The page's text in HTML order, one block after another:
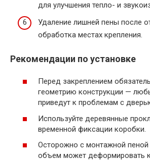
для улучшения тепло- и
Удаление лишней пены после
обработка местах крепления.
Рекомендации по установке
Перед закреплением
геометрию конструкции —
приведут к проблемам с
Используйте деревянные
временной фиксации коробки.
Осторожно с монтажной
объем может деформировать